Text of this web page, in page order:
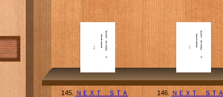
145.
ＮＥＸＴ ＳＴＡ
146.
ＮＥＸＴ ＳＴＡ